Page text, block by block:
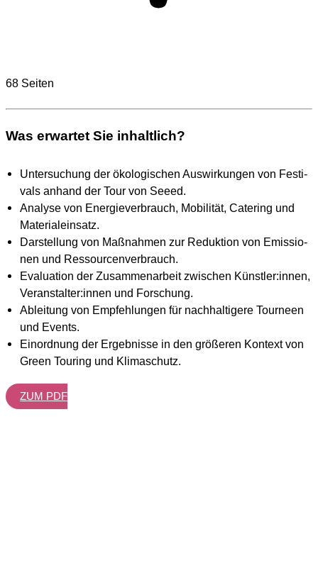
68 Seiten
Was erwartet Sie inhaltlich?
Unter­su­chung der öko­lo­gi­schen Aus­wir­kun­gen von Fes­ti­
vals anhand der Tour von See­ed.
Ana­ly­se von Ener­gie­ver­brauch, Mobi­li­tät, Cate­ring und
Mate­ri­al­ein­satz.
Dar­stel­lung von Maß­nah­men zur Reduk­ti­on von Emis­sio­
nen und Res­sour­cen­ver­brauch.
Eva­lua­ti­on der Zusam­men­ar­beit zwi­schen Künstler:innen,
Veranstalter:innen und For­schung.
Ablei­tung von Emp­feh­lun­gen für nach­hal­ti­ge­re Tour­neen
und Events.
Ein­ord­nung der Ergeb­nis­se in den grö­ße­ren Kon­text von
Green Tou­ring und Kli­ma­schutz.
ZUM PDF